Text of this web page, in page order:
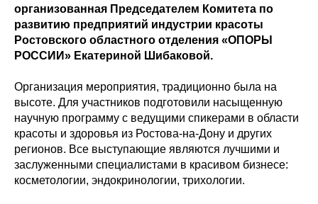
организованная Председателем Комитета по
развитию предприятий индустрии красоты
Ростовского областного отделения «ОПОРЫ
РОССИИ» Екатериной Шибаковой.
Организация мероприятия, традиционно была на
высоте. Для участников подготовили насыщенную
научную программу с ведущими спикерами в области
красоты и здоровья из Ростова-на-Дону и других
регионов. Все выступающие являются лучшими и
заслуженными специалистами в красивом бизнесе:
косметологии, эндокринологии, трихологии.